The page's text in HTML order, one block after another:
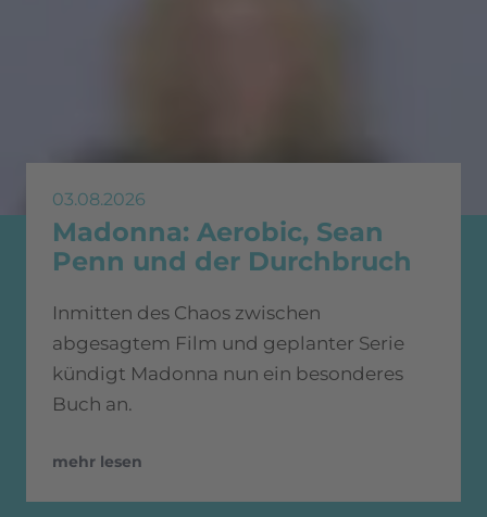
03.08.2026
Madonna: Aerobic, Sean
Penn und der Durchbruch
Inmitten des Chaos zwischen
abgesagtem Film und geplanter Serie
kündigt Madonna nun ein besonderes
Buch an.
mehr lesen